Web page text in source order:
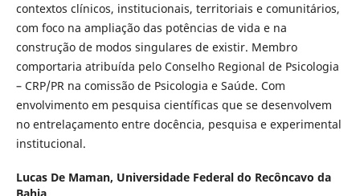
contextos clínicos, institucionais, territoriais e comunitários,
com foco na ampliação das potências de vida e na
construção de modos singulares de existir. Membro
comportaria atribuída pelo Conselho Regional de Psicologia
– CRP/PR na comissão de Psicologia e Saúde. Com
envolvimento em pesquisa científicas que se desenvolvem
no entrelaçamento entre docência, pesquisa e experimental
institucional.
Lucas De Maman, Universidade Federal do Recôncavo da